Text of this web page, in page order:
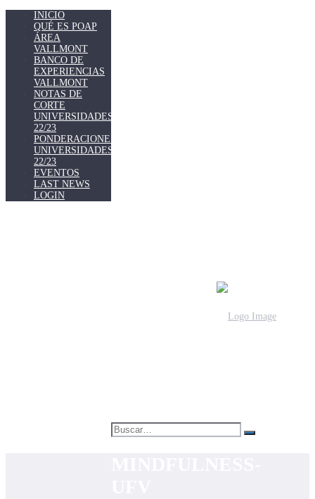
INICIO
QUÉ ES POAP
ÁREA
VALLMONT
BANCO DE
EXPERIENCIAS
VALLMONT
NOTAS DE
CORTE
UNIVERSIDADES
22/23
PONDERACIONES
UNIVERSIDADES
22/23
EVENTOS
LAST NEWS
LOGIN